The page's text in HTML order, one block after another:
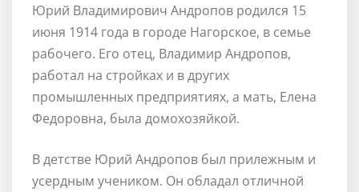
Юрий Владимирович Андропов родился 15
июня 1914 года в городе Нагорское, в семье
рабочего. Его отец, Владимир Андропов,
работал на стройках и в других
промышленных предприятиях, а мать, Елена
Федоровна, была домохозяйкой.
В детстве Юрий Андропов был прилежным и
усердным учеником. Он обладал отличной